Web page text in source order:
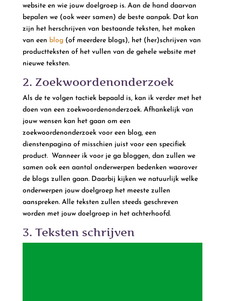
website en wie jouw doelgroep is. Aan de hand daarvan
bepalen we (ook weer samen) de beste aanpak. Dat kan
zijn het herschrijven van bestaande teksten, het maken
van een blog(of meerdere blogs), het (her)schrijven van
productteksten of het vullen van de gehele website met
nieuwe teksten.
2. Zoekwoordenonderzoek
Als de te volgen tactiek bepaald is, kan ik verder met het
doen van een zoekwoordenonderzoek. Afhankelijk van
jouw wensen kan het gaan om een
zoekwoordenonderzoek voor een blog, een
dienstenpagina of misschien juist voor een specifiek
product. Wanneer ik voor je ga bloggen, dan zullen we
samen ook een aantal onderwerpen bedenken waarover
de blogs zullen gaan. Daarbij kijken we natuurlijk welke
onderwerpen jouw doelgroep het meeste zullen
aanspreken. Alle teksten zullen steeds geschreven
worden met jouw doelgroep in het achterhoofd.
3. Teksten schrijven